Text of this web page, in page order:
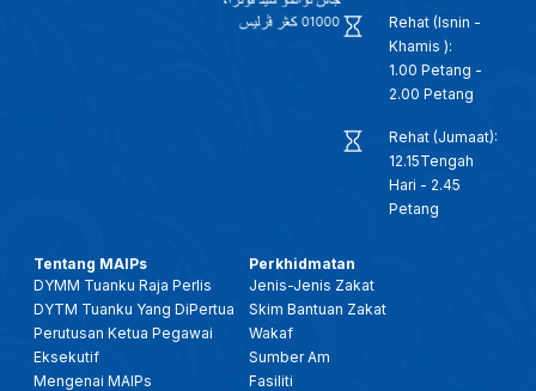
Rehat (Isnin -
Khamis ):
1.00 Petang -
2.00 Petang
Rehat (Jumaat):
12.15Tengah
Hari - 2.45
Petang
Tentang MAIPs
DYMM Tuanku Raja Perlis
DYTM Tuanku Yang DiPertua
Perutusan Ketua Pegawai
Eksekutif
Mengenai MAIPs
Perkhidmatan
Jenis-Jenis Zakat
Skim Bantuan Zakat
Wakaf
Sumber Am
Fasiliti